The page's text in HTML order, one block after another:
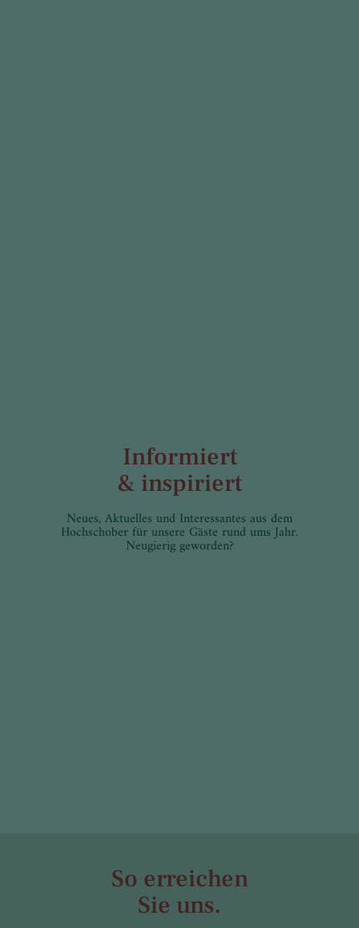
Informiert
& inspiriert
Neues, Aktuelles und Interessantes aus dem
Hochschober für unsere Gäste rund ums Jahr.
Neugierig geworden?
So erreichen
Sie uns.